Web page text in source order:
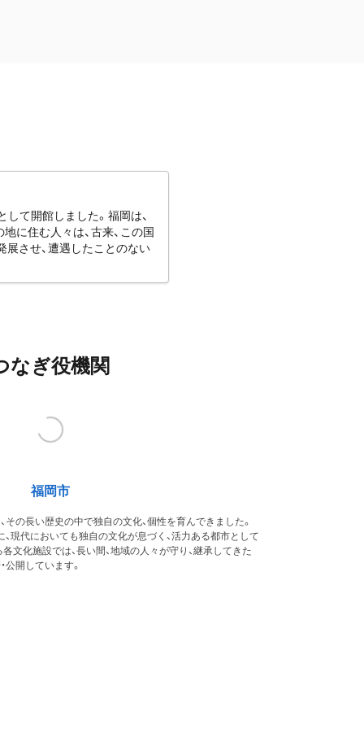
して開館しました。福岡は、
に住む人々は、古来、この国
させ、遭遇したことのない
なぎ役機関
福岡市
その長い歴史の中で独自の文化、個性を育んできました。
現代においても独自の文化が息づく、活力ある都市として
文化施設では、長い間、地域の人々が守り、継承してきた
公開しています。